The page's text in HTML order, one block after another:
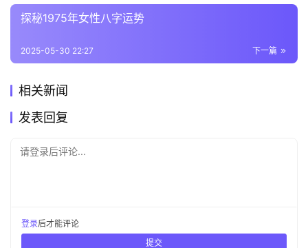
探秘1975年女性八字运势
下一篇
2025-05-30 22:27
相关新闻
发表回复
请登录后评论...
登录后才能评论
提交